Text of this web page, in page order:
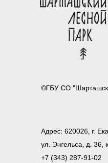
©ГБУ СО
Адрес: 620026, г.
ул. Энгельса, д. 36,
+7 (343) 287-91-02